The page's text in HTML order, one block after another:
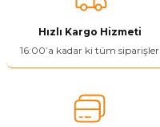
Görüş ve önerileriniz için
Ürün resmi kalitesiz, bozuk
Ürün bilgilerinde hatalar
Ürün fiyatı diğer sitelerden
Hızlı Kargo Hizmeti
16:00’a kadar ki tüm siparişler